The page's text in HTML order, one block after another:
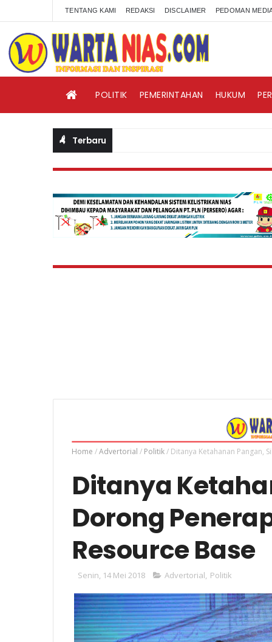
TENTANG KAMI REDAKSI DISCLAIMER PEDOMAN
POLITIK PEMERINTAHAN HUKUM
Terbaru
Home /Advertorial / Politik/ Ditanya Ketahanan Pangan,
Ditanya
Dorong
Resource Base
Senin, 14 Mei 2018 Advertorial Politik